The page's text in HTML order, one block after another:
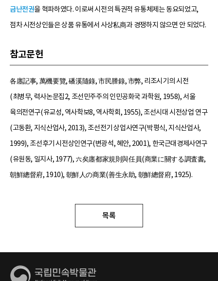
금난전권을 혁파하였다. 이로써 시전의 특권적 유통체제는 동요되었고,
점차 시전상인들은 상품 유통에서 사상私商과 경쟁하지 않으면 안 되었다.
참고문헌
各廛記事, 萬機要覽, 磻溪隨錄, 市民謄錄, 市弊, 리조시기의 시전
(최병무, 력사논문집2, 조선민주주의 인민공화국 과학원, 1958), 서울
육의전연구(유교성, 역사학보8, 역사학회, 1955), 조선시대 시전상업 연구
(고동환, 지식산업사, 2013), 조선전기 상업사연구(박평식, 지식산업사,
1999), 조선후기 시전상인연구(변광석, 혜안, 2001), 한국근대경제사연구
(유원동, 일지사, 1977), 六矣廛都家規則與任員(商業に關する調査書,
朝鮮總督府, 1910), 朝鮮人の商業(善生永助, 朝鮮總督府, 1925).
목록